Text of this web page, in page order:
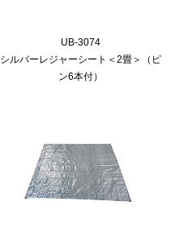
UB-3074
シルバーレジャーシート＜2畳＞（ピ
ン6本付）